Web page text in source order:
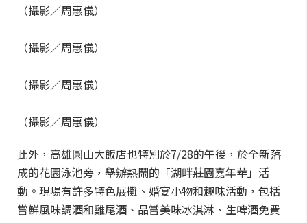
（攝影／周惠儀）
（攝影／周惠儀）
（攝影／周惠儀）
（攝影／周惠儀）
此外，高雄圓山大飯店也特別於7/28的午後，於全新落
成的花園泳池旁，舉辦熱鬧的「湖畔莊園嘉年華」活
動。現場有許多特色展攤、婚宴小物和趣味活動，包括
嘗鮮風味調酒和雞尾酒、品嘗美味冰淇淋、生啤酒免費